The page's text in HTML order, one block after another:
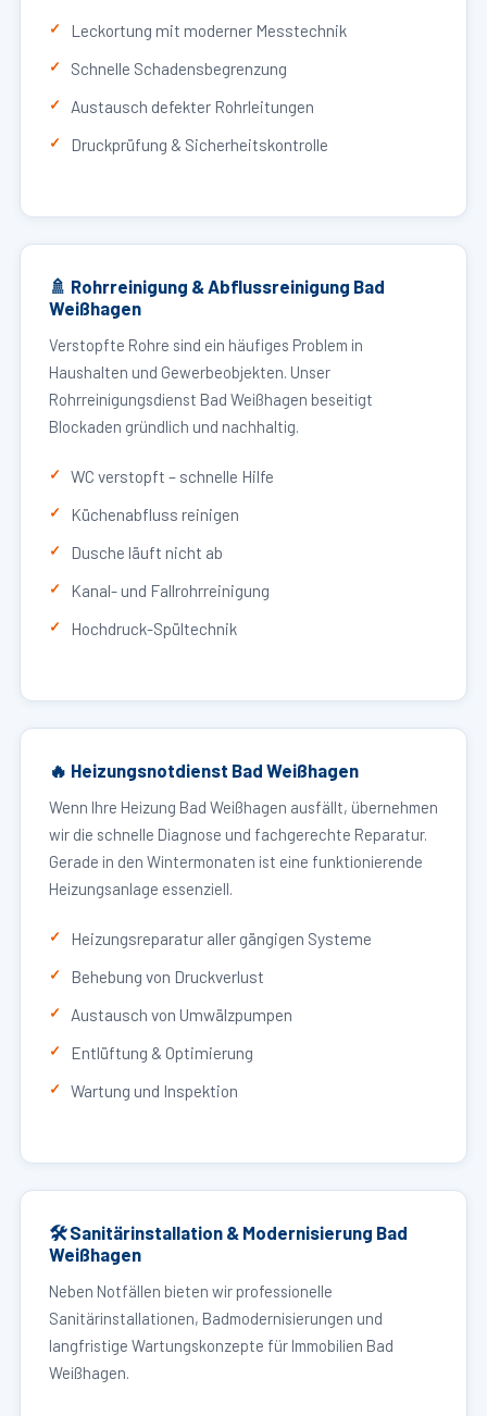
Leckortung mit moderner Messtechnik
Schnelle Schadensbegrenzung
Austausch defekter Rohrleitungen
Druckprüfung & Sicherheitskontrolle
🚿 Rohrreinigung & Abflussreinigung Bad
Weißhagen
Verstopfte Rohre sind ein häufiges Problem in
Haushalten und Gewerbeobjekten. Unser
Rohrreinigungsdienst Bad Weißhagen beseitigt
Blockaden gründlich und nachhaltig.
WC verstopft – schnelle Hilfe
Küchenabfluss reinigen
Dusche läuft nicht ab
Kanal- und Fallrohrreinigung
Hochdruck-Spültechnik
🔥 Heizungsnotdienst Bad Weißhagen
Wenn Ihre Heizung Bad Weißhagen ausfällt, übernehmen
wir die schnelle Diagnose und fachgerechte Reparatur.
Gerade in den Wintermonaten ist eine funktionierende
Heizungsanlage essenziell.
Heizungsreparatur aller gängigen Systeme
Behebung von Druckverlust
Austausch von Umwälzpumpen
Entlüftung & Optimierung
Wartung und Inspektion
🛠 Sanitärinstallation & Modernisierung Bad
Weißhagen
Neben Notfällen bieten wir professionelle
Sanitärinstallationen, Badmodernisierungen und
langfristige Wartungskonzepte für Immobilien Bad
Weißhagen.